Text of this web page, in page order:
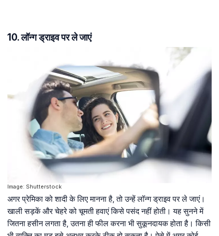
10. लॉन्ग ड्राइव पर ले जाएं
Image: Shutterstock
अगर प्रेमिका को शादी के लिए मानना है, तो उन्हें लॉन्ग ड्राइव पर ले जाएं।
खाली सड़कें और चेहरे को चूमती हवाएं किसे पसंद नहीं होती। यह सुनने में
जितना हसीन लगता है, उतना ही फील करना भी सुकूनदायक होता है। किसी